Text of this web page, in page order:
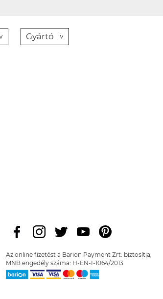
Gyártó
Az online fizetést a Barion Payment Zrt. biztosítja,
MNB engedély száma: H-EN-I-1064/2013